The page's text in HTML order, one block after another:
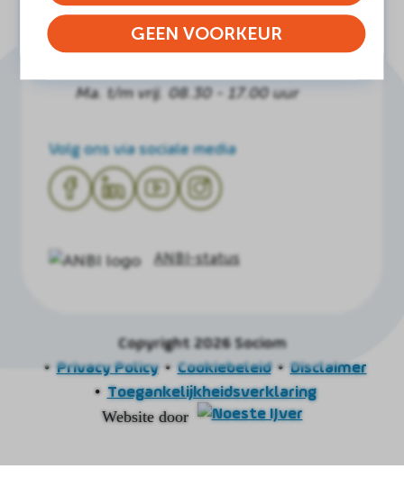
Centraal Kantoor BoxmeerDe
Raetsingel 5, 5831 KC Boxmeer
Ma. t/m vrij. 08.30 - 17.00 uur
Volg ons via sociale media
ANBI-status
Copyright 2026 Sociom
Privacy Policy
Cookiebeleid
Disclaimer
Toegankelijkheidsverklaring
Website door
GEEN VOORKEUR